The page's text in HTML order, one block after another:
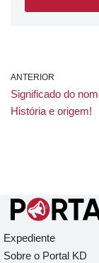
ANTERIOR
Significado do
História e origem!
Expediente
Sobre o Portal KD